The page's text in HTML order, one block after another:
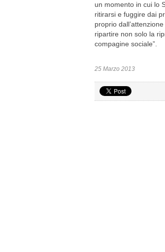
un momento in cui lo
ritirarsi e fuggire dai
proprio
ripartire non solo la
compagine sociale”.
25 Marzo 2013